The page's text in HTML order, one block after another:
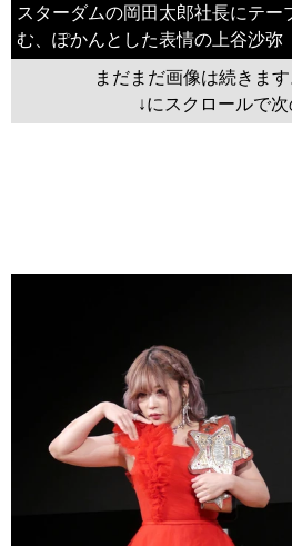
スターダムの岡田太郎社長にテー
む、ぽかんとした表情の上谷沙弥
まだまだ画像は続きます
↓にスクロールで